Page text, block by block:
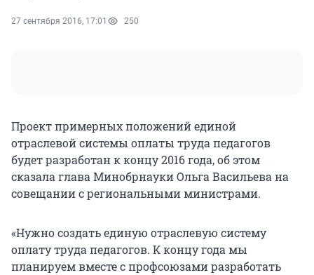
27 сентября 2016, 17:01 250
Проект примерных положений единой
отраслевой системы оплаты труда педагогов
будет разработан к концу 2016 года, об этом
сказала глава Минобрнауки Ольга Васильева на
совещании с региональными министрами.
«Нужно создать единую отраслевую систему
оплату труда педагогов. К концу года мы
планируем вместе с профсоюзами разработать